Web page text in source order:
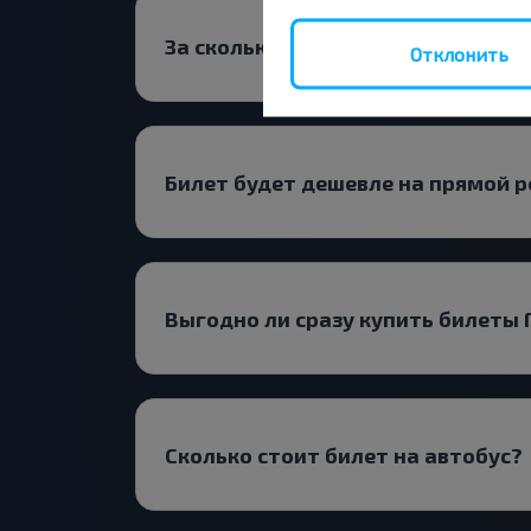
За сколько времени до выезда
Билет будет дешевле на прямой
Выгодно ли сразу купить билеты
Сколько стоит билет на автобус?
Отклонить